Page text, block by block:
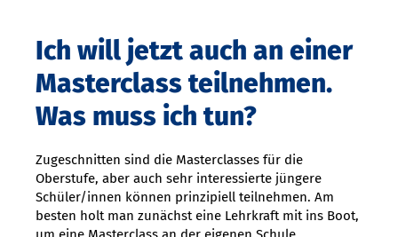
Ich will jetzt auch an einer
Masterclass teilnehmen.
Was muss ich tun?
Zugeschnitten sind die Masterclasses für die
Oberstufe, aber auch sehr interessierte jüngere
Schüler/innen können prinzipiell teilnehmen. Am
besten holt man zunächst eine Lehrkraft mit ins Boot,